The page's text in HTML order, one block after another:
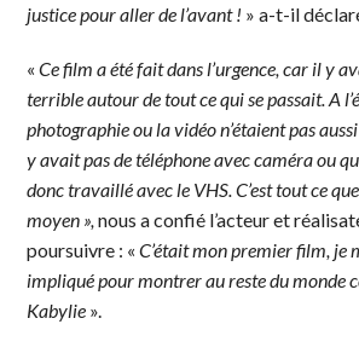
justice pour aller de l’avant ! » a-t-il
«Ce film a été fait dans l’urgence, car il y
terrible autour de tout ce qui se passait. A
photographie ou la vidéo n’étaient pas
y avait pas de téléphone avec caméra ou
donc travaillé avec le VHS. C’est tout ce
moyen »,nous a confié l’acteur et
poursuivre : «C’était mon premier film, je
impliqué pour montrer au reste du monde
Kabylie ».